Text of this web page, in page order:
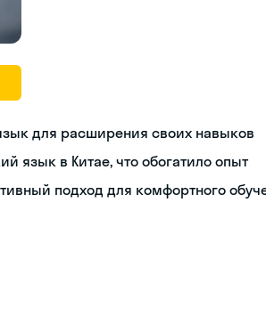
для расширения своих навыков
язык в Китае, что обогатило опыт
подход для комфортного